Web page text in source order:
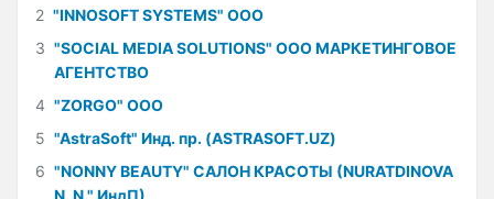
2 "INNOSOFT SYSTEMS" ООО
3 "SOCIAL MEDIA SOLUTIONS" ООО МАРКЕТИНГОВОЕ
АГЕНТСТВО
4 "ZORGO" ООО
5 "AstraSoft" Инд. пр. (ASTRASOFT.UZ)
6 "NONNY BEAUTY" САЛОН КРАСОТЫ (NURATDINOVA
N. N." ИндП)